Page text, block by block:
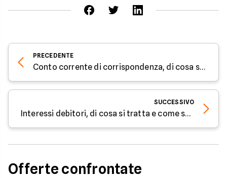
PRECEDENTE
Conto corrente di corrispondenza, di cosa si tratta?
SUCCESSIVO
Interessi debitori, di cosa si tratta e come sono regolati
Offerte confrontate